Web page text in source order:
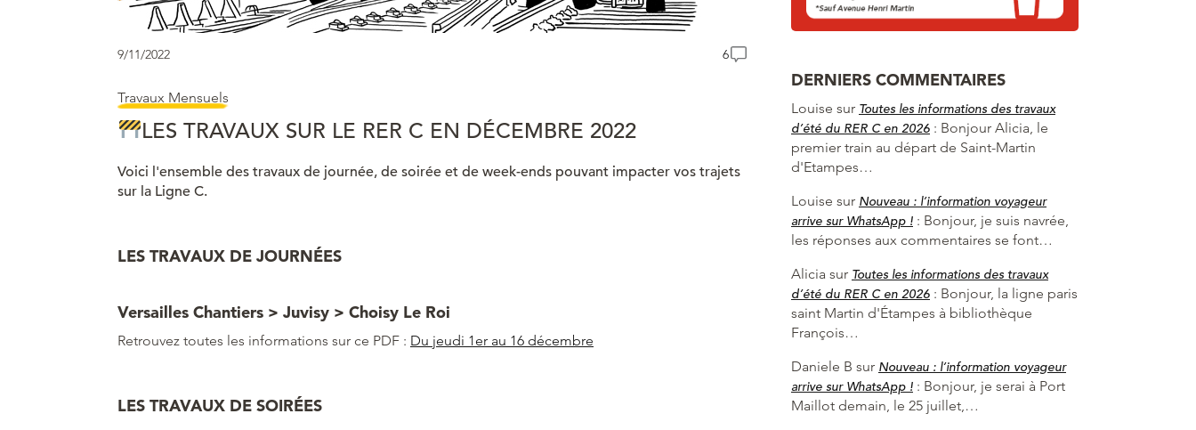
9/11/2022 6
Travaux Mensuels
LES TRAVAUX SUR LE RER C EN DÉCEMBRE 2022
Voici l'ensemble des travaux de journée, de soirée et de week-ends pouvant impacter vos trajets
sur la Ligne C.
LES TRAVAUX DE JOURNÉES
Versailles Chantiers > Juvisy > Choisy Le Roi
Retrouvez toutes les informations sur ce PDF : Du jeudi 1er au 16 décembre
LES TRAVAUX DE SOIRÉES
DERNIERS COMMENTAIRES
Louise sur Toutes les informations des travaux
d’été du RER C en 2026 : Bonjour Alicia, le
premier train au départ de Saint-Martin
d'Etampes…
Louise sur Nouveau : l’information voyageur
arrive sur WhatsApp ! : Bonjour, je suis navrée,
les réponses aux commentaires se font…
Alicia sur Toutes les informations des travaux
d’été du RER C en 2026 : Bonjour, la ligne paris
saint Martin d'Étampes à bibliothèque
François…
Daniele B sur Nouveau : l’information voyageur
arrive sur WhatsApp ! : Bonjour, je serai à Port
Maillot demain, le 25 juillet,…